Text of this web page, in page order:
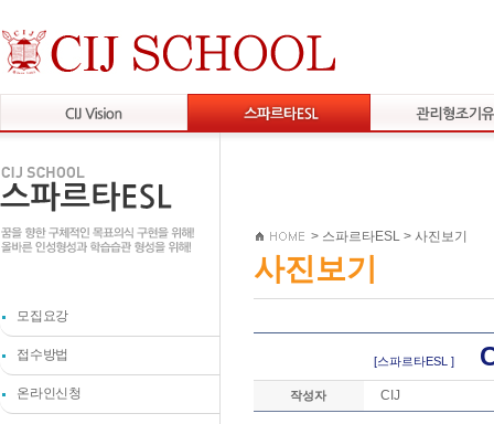
모집요강
접수방법
온라인신청
사진보기
> 스파르타ESL > 사진보기
[스파르타ESL ]
작성자 CIJ